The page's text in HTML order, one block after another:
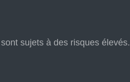
sujets à des risques élevés.